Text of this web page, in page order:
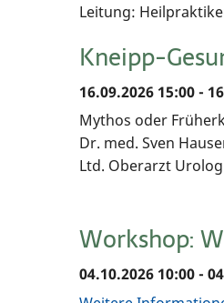
Leitung:
Kneipp-
16.09.2026 15:00 -
Mythos oder
Dr. med. Sven
Ltd. Oberarzt
Workshop:
04.10.2026 10:00 -